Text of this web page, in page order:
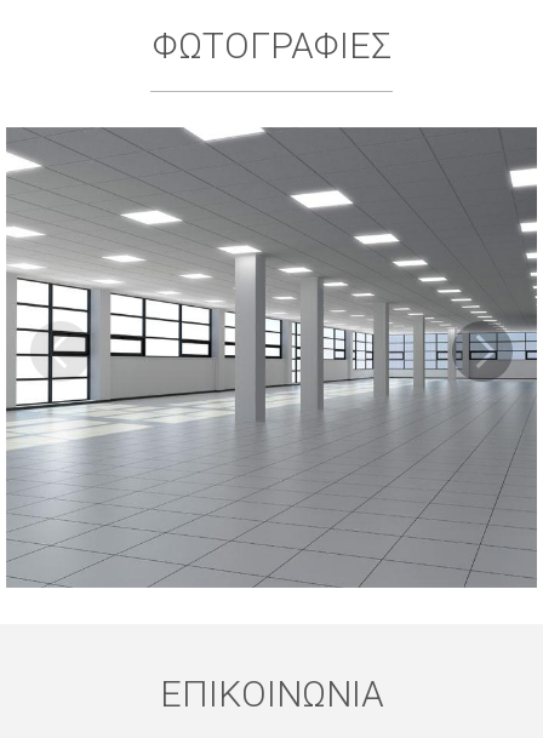
ΦΩΤΟΓΡΑΦΙΕΣ
ΕΠΙΚΟΙΝΩΝΙΑ